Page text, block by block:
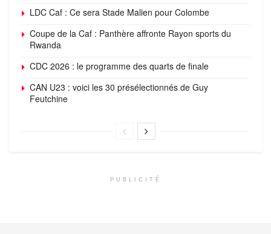
LDC Caf : Ce sera Stade Malien pour Colombe
Coupe de la Caf : Panthère affronte Rayon sports du
Rwanda
CDC 2026 : le programme des quarts de finale
CAN U23 : voici les 30 présélectionnés de Guy
Feutchine
PUBLICITÉ